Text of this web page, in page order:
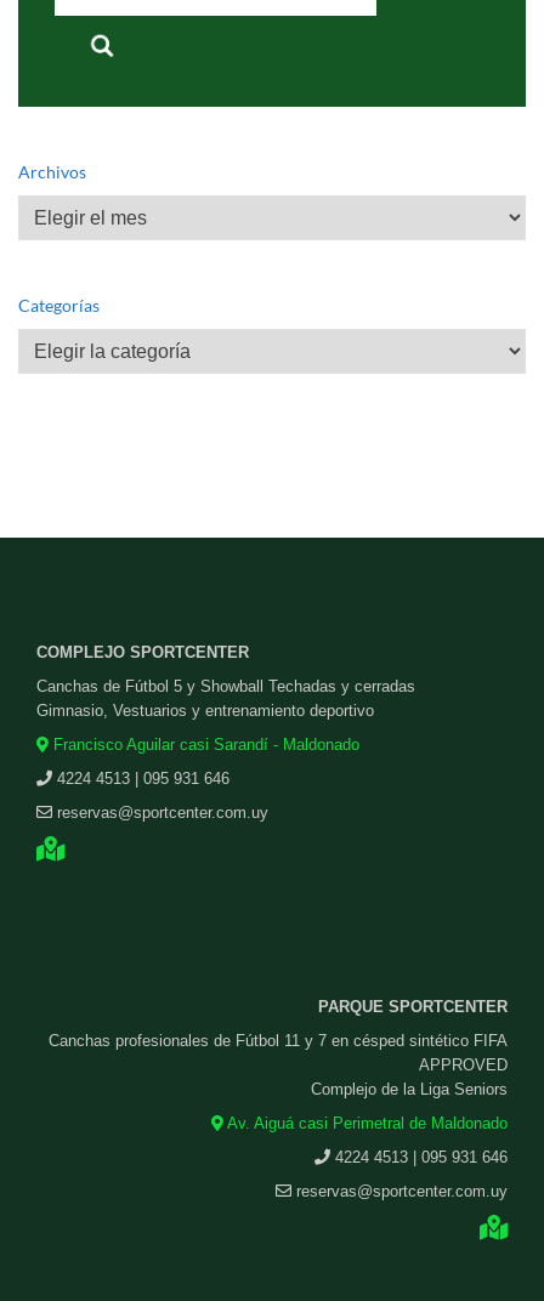
Archivos
Archivos
Categorías
Categorías
COMPLEJO SPORTCENTER
Canchas de Fútbol 5 y Showball Techadas y cerradas
Gimnasio, Vestuarios y entrenamiento deportivo
Francisco Aguilar casi Sarandí - Maldonado
4224 4513 | 095 931 646
reservas@sportcenter.com.uy
PARQUE SPORTCENTER
Canchas profesionales de Fútbol 11 y 7 en césped sintético FIFA
APPROVED
Complejo de la Liga Seniors
Av. Aiguá casi Perimetral de Maldonado
4224 4513 | 095 931 646
reservas@sportcenter.com.uy